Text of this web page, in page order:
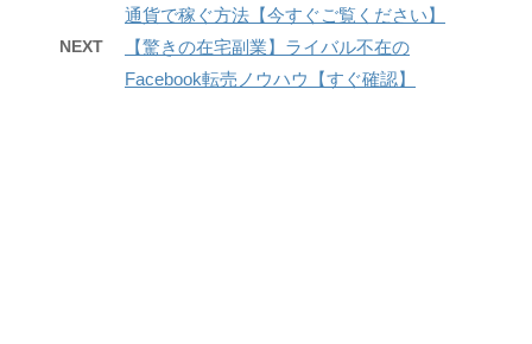
通貨で稼ぐ方法【今すぐご覧ください】
NEXT
【驚きの在宅副業】ライバル不在の
Facebook転売ノウハウ【すぐ確認】